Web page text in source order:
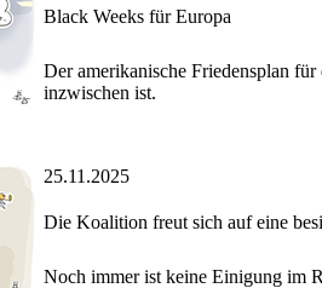
Black Weeks für Europa
Der amerikanische Friedensplan
inzwischen ist.
25.11.2025
Die Koalition freut sich auf eine
Noch immer ist keine Einigung im